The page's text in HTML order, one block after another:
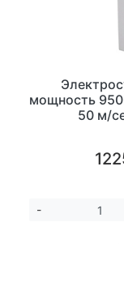
мощность
50 м/
-